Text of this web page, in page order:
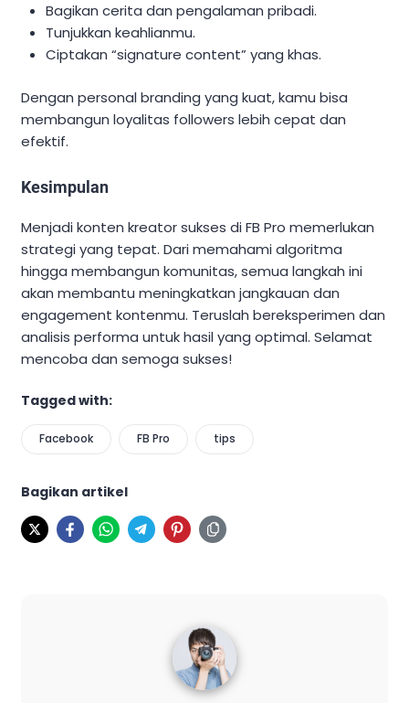
Bagikan cerita dan pengalaman pribadi.
Tunjukkan keahlianmu.
Ciptakan “signature content” yang khas.
Dengan personal branding yang kuat, kamu bisa
membangun loyalitas followers lebih cepat dan
efektif.
Kesimpulan
Menjadi konten kreator sukses di FB Pro memerlukan
strategi yang tepat. Dari memahami algoritma
hingga membangun komunitas, semua langkah ini
akan membantu meningkatkan jangkauan dan
engagement kontenmu. Teruslah bereksperimen dan
analisis performa untuk hasil yang optimal. Selamat
mencoba dan semoga sukses!
Tagged with:
Facebook FB Pro tips
Bagikan artikel